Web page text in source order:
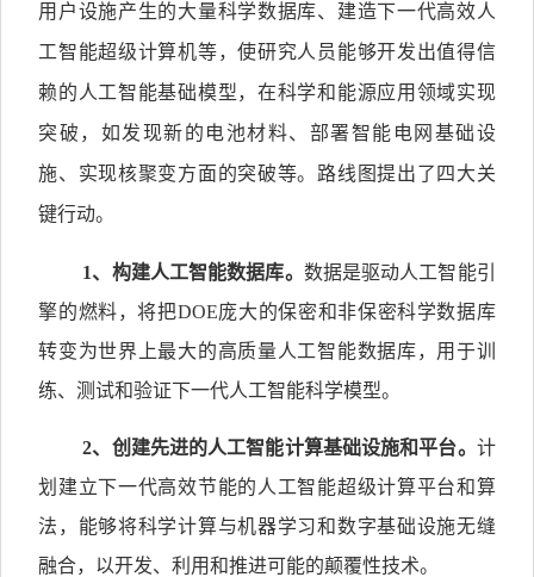
用户设施产生的大量科学数据库、建造下一代高效人
工智能超级计算机等，使研究人员能够开发出值得信
赖的人工智能基础模型，在科学和能源应用领域实现
突破，如发现新的电池材料、部署智能电网基础设
施、实现核聚变方面的突破等。路线图提出了四大关
键行动。
1、构建人工智能数据库。 数据是驱动人工智能引
擎的燃料，将把DOE庞大的保密和非保密科学数据库
转变为世界上最大的高质量人工智能数据库，用于训
练、测试和验证下一代人工智能科学模型。
2、创建先进的人工智能计算基础设施和平台。 计
划建立下一代高效节能的人工智能超级计算平台和算
法，能够将科学计算与机器学习和数字基础设施无缝
融合，以开发、利用和推进可能的颠覆性技术。